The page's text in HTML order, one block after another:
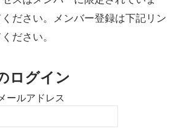
ださい。メンバー登録は下記リン
ださい。
ログイン
ールアドレス